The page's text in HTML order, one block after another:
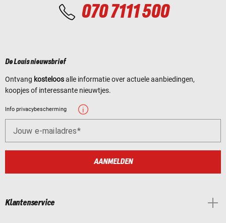
070 7111 500
De Louis nieuwsbrief
Ontvang kosteloosalle informatie over actuele aanbiedingen,
koopjes of interessante nieuwtjes.
Info privacybescherming
Jouw e-mailadres
AANMELDEN
Klantenservice